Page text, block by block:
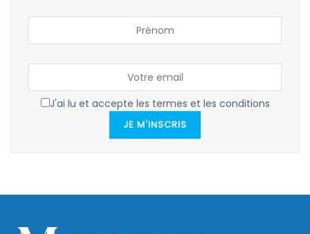
J'ai lu et accepte les termes et les conditions
JE M'INSCRIS